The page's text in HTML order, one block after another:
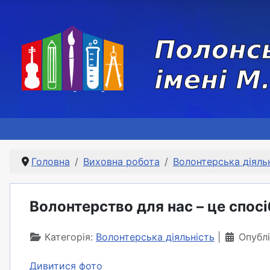
Головна Виховна робота Волонтерська
Волонтерство для нас – це
Категорія: Волонтерська діяльність
Дивитися фото